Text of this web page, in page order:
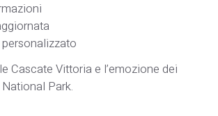
Cascate Vittoria e l’emozione dei
Park.